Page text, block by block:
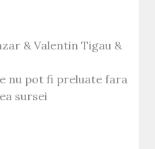
& Valentin Tigau &
nu pot fi preluate fara
sursei